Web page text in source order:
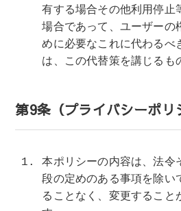
有する場合その他利用停止
場合であって、ユーザーの
めに必要なこれに代わるべ
は、この代替策を講じるも
第9条（プライバシーポリ
本ポリシーの内容は、法令
段の定めのある事項を除い
ることなく、変更すること